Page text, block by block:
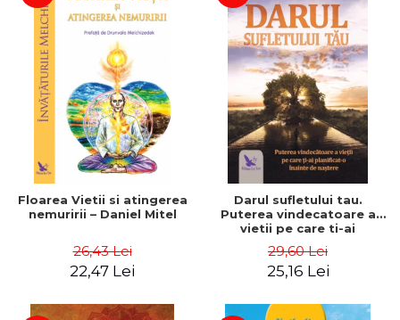
Floarea Vietii si atingerea
nemuririi – Daniel Mitel
26,43 Lei
22,47 Lei
Darul sufletului tau.
Puterea vindecatoare a
vietii pe care ti-ai
nastere – Robert Schwartz
29,60 Lei
25,16 Lei